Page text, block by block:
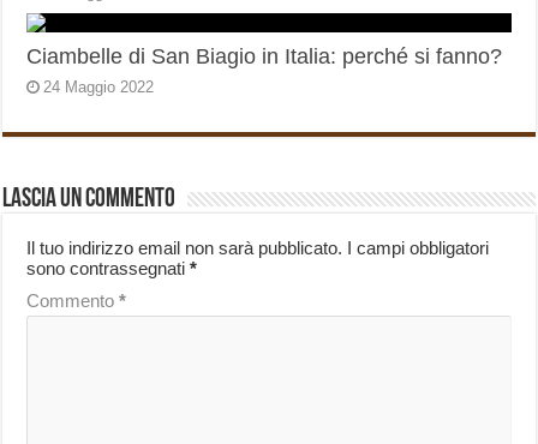
Ciambelle di San Biagio in Italia: perché si fanno?
24 Maggio 2022
Lascia un commento
Il tuo indirizzo email non sarà pubblicato. I campi obbligatori
sono contrassegnati*
Commento*